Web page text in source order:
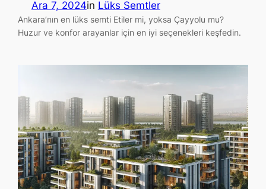
Ara 7, 2024in Lüks Semtler
Ankara’nın en lüks semti Etiler mi, yoksa Çayyolu mu?
Huzur ve konfor arayanlar için en iyi seçenekleri keşfedin.